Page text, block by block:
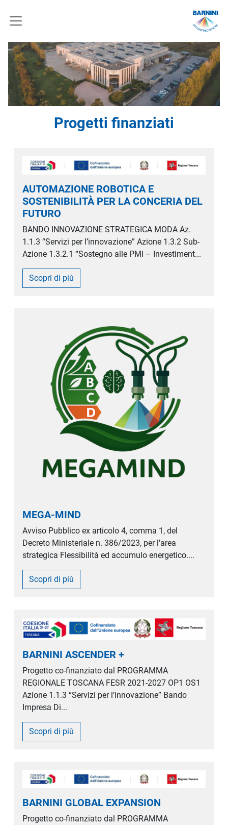
Progetti finanziati
AUTOMAZIONE ROBOTICA E
SOSTENIBILITÀ PER LA CONCERIA DEL
FUTURO
BANDO INNOVAZIONE STRATEGICA MODA Az.
1.1.3 “Servizi per l’innovazione” Azione 1.3.2 Sub-
Azione 1.3.2.1 “Sostegno alle PMI – Investiment...
Scopri di più
MEGA-MIND
Avviso Pubblico ex articolo 4, comma 1, del
Decreto Ministeriale n. 386/2023, per l'area
strategica Flessibilità ed accumulo energetico....
Scopri di più
BARNINI ASCENDER +
Progetto co-finanziato dal PROGRAMMA
REGIONALE TOSCANA FESR 2021-2027 OP1 OS1
Azione 1.1.3 “Servizi per l’innovazione” Bando
Impresa Di...
Scopri di più
BARNINI GLOBAL EXPANSION
Progetto co-finanziato dal PROGRAMMA